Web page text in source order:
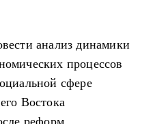
анализ динамики
процессов
сфере
Востока